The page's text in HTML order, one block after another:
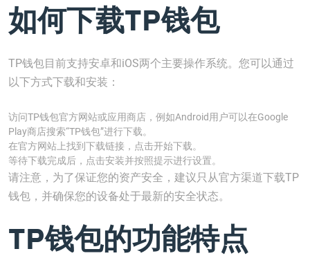
如何下载TP钱包
TP钱包目前支持安卓和iOS两个主要操作系统。您可以通过
以下方式下载和安装：
访问TP钱包官方网站或应用商店，例如Android用户可以在Google
Play商店搜索“TP钱包”进行下载。
在官方网站上找到下载链接，点击开始下载。
等待下载完成后，点击安装并按照提示进行设置。
请注意，为了保证您的资产安全，建议只从官方渠道下载TP
钱包，并确保您的设备处于最新的安全状态。
TP钱包的功能特点